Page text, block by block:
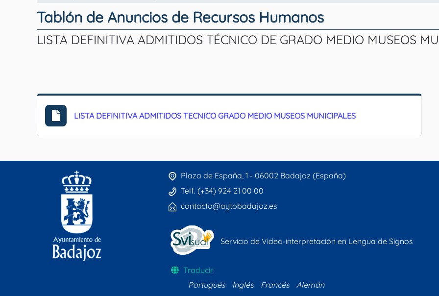
Tablón de Anuncios de Recursos Humanos
LISTA DEFINITIVA ADMITIDOS TÉCNICO DE GRADO MEDIO MUSEOS
LISTA DEFINITIVA ADMITIDOS TECNICO GRADO MEDIO MUSEOS MUNICIPALES
Plaza de España, 1 - 06002 Badajoz (España)
Telf. (+34) 924 21 00 00
contacto@aytobadajoz.es
Servicio de Video-interpretación en Lengua de Signos
Traducir:
Portugués
Inglés Francés Alemán